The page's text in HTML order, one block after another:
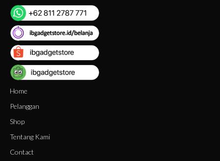
Home
Pelanggan
Shop
Tentang Kami
Contact